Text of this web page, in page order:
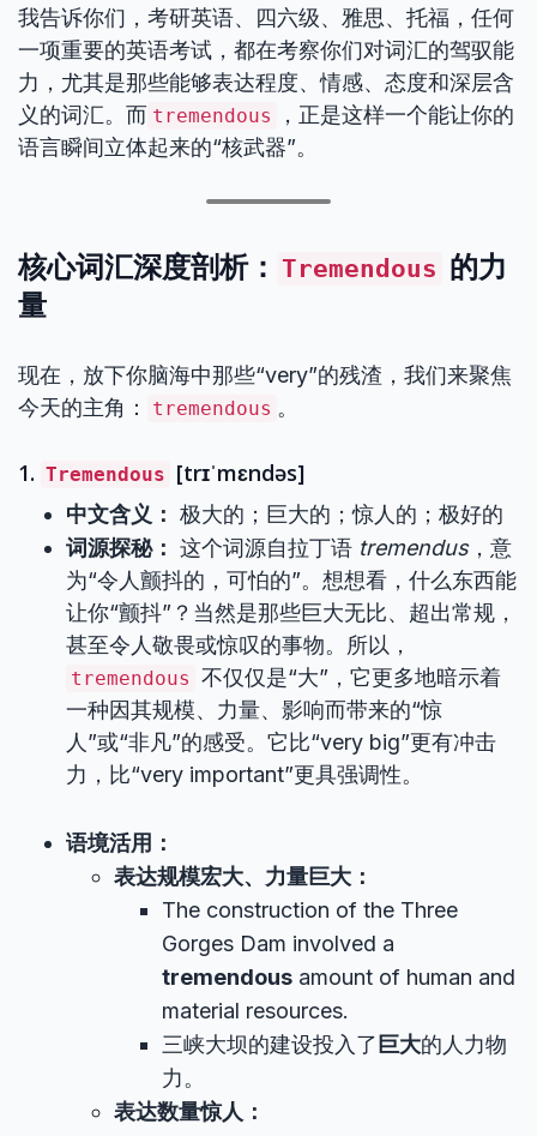
我告诉你们，考研英语、四六级、雅思、托福，任何
一项重要的英语考试，都在考察你们对词汇的驾驭能
力，尤其是那些能够表达程度、情感、态度和深层含
义的词汇。而 tremendous
，正是这样一个能让你的
语言瞬间立体起来的“核武器”。
核心词汇深度剖析： Tremendous 的力
量
现在，放下你脑海中那些“very”的残渣，我们来聚焦
今天的主角：
tremendous 。
1. Tremendous [trɪˈmɛndəs]
中文含义： 极大的；巨大的；惊人的；极好的
词源探秘： 这个词源自拉丁语 tremendus，意
为“令人颤抖的，可怕的”。想想看，什么东西能
让你“颤抖”？当然是那些巨大无比、超出常规，
甚至令人敬畏或惊叹的事物。所以，
tremendous 不仅仅是“大”，它更多地暗示着
一种因其规模、力量、影响而带来的“惊
人”或“非凡”的感受。它比“very big”更有冲击
力，比“very important”更具强调性。
语境活用：
表达规模宏大、力量巨大：
The construction of the Three
Gorges Dam involved a
tremendous amount of human and
material resources.
三峡大坝的建设投入了 巨大的人力物
力。
表达数量惊人：